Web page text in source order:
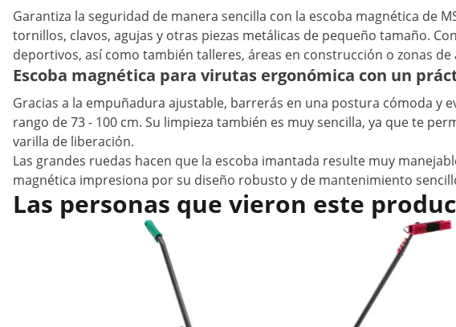
Garantiza la seguridad de manera sencilla con la escoba magnética de
tornillos, clavos, agujas y otras piezas metálicas de pequeño tamaño.
deportivos, así como también talleres, áreas en construcción o zonas
Escoba magnética para virutas ergonómica con un
Gracias a la empuñadura ajustable, barrerás en una postura cómoda y
rango de 73 - 100 cm. Su limpieza también es muy sencilla, ya que te
varilla de liberación.
Las grandes ruedas hacen que la escoba imantada resulte muy
magnética impresiona por su diseño robusto y de mantenimiento
Las personas que vieron este